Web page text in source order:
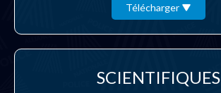
Télécharger
SCIENTIFIQUES